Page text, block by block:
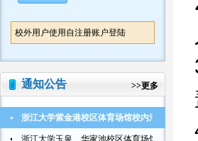
校外用户使用自注册账户登陆
通知公告 >>更多
浙江大学紫金港校区体育场馆校内活动使用审批
浙江大学玉泉、华家池校区体育场馆校内活动